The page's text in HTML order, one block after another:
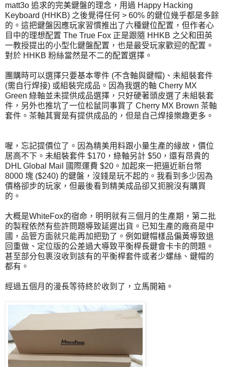
matt3o 追求的完美鍵盤的理念，用過 Happy Hacking
Keyboard (HHKB) 之後覺得任何 > 60% 的鍵位幾乎都是多餘
的。這把鍵盤因應玩家習慣推出了六種鍵位配置，但作者心
目中的理想配置 The True Fox 正是跟隨 HHKB 之父和田英
一教授提出的小型化鍵盤配置，也是最受玩家歡迎的配置。
對於 HHKB 粉絲當然是不二的配置選擇。
團購時可以選擇只要基本零件 (不含軸與鍵帽)、未組裝套件
(需自行焊接) 或組裝完成品。因為我選的軸 Cherry MX
Green 綠軸並未提供成品選擇，只好硬著頭皮選了未組裝套
件，另外也推坑了一位松鼠同事買了 Cherry MX Brown 茶軸
套件。茶軸其實是有提供成品的，但是自己焊接樂趣更多。
喔，忘記提價位了。因為精美用料跟小量生產的緣故，價位
居高不下。未組裝套件 $170，綠軸另計 $50，還有昂貴的
DHL Global Mail 國際運費 $20。加起來一把逼近新台幣
8000 塊 ($240) 的鍵盤，沒錢是玩不起的。我看到多少因為
價格卻步的玩家，但最後看到精美成品卻又扼腕沒有購買
的。
大概是WhiteFox的宿命，明明就有三個月的生產期，第二批
的製程依然有些許問題導致延遲出貨。已知生產的廠商是中
國，品管方面就只能再加把勁了。例如鍵帽樣品偏黃導致退
回重做、定位版的公差過大導致平衡桿長鍵會卡卡的問題。
甚至部分包裹沒收到該有的平衡桿套件或者少螺絲、鍵帽的
都有。
經過五個月的漫長等待終於收到了，立馬開箱。